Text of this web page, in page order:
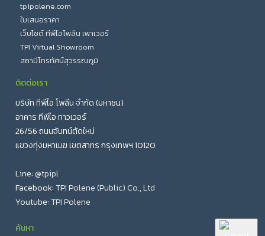
tpipolene.com
ใบเสนอราคา
เว็บไซต์ ทีพีไอโพลีน เพาเวอร์
TPI Virtual Showroom
สถานีโทรทัศน์สุวรรณภูมิ
ติดต่อเรา
บริษัท ทีพีไอ โพลีน จำกัด (มหาชน)
อาคาร ทีพีไอ ทาวเวอร์
26/56 ถนนจันทน์ตัดใหม่
แขวงทุ่งมหาเมฆ เขตสาทร กรุงเทพฯ 10120
Line:@tpipl
Facebook:TPI Polene (Public) Co., Ltd
Youtube:TPI Polene
ค้นหา